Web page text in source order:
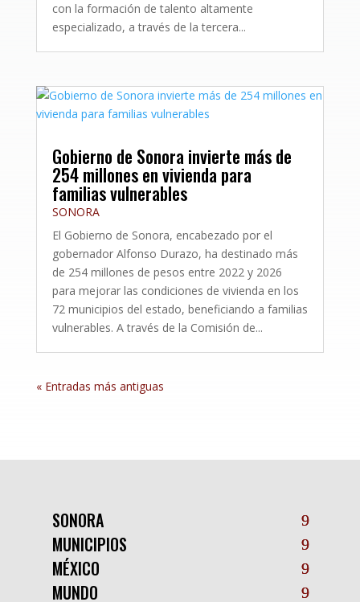
con la formación de talento altamente
especializado, a través de la tercera...
Gobierno de Sonora invierte más de
254 millones en vivienda para
familias vulnerables
SONORA
El Gobierno de Sonora, encabezado por el
gobernador Alfonso Durazo, ha destinado más
de 254 millones de pesos entre 2022 y 2026
para mejorar las condiciones de vivienda en los
72 municipios del estado, beneficiando a familias
vulnerables. A través de la Comisión de...
« Entradas más antiguas
SONORA
MUNICIPIOS
MÉXICO
MUNDO